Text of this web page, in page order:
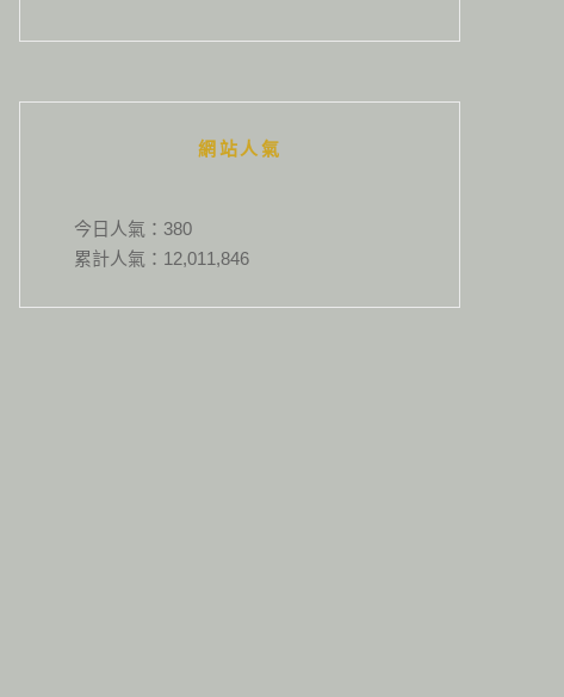
網站人氣
今日人氣： 380
累計人氣： 12,011,846